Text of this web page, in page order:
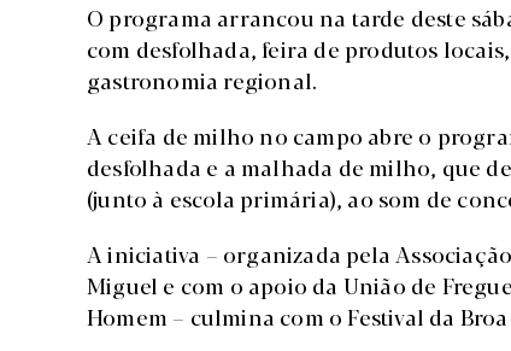
O programa arrancou na tarde deste
com desfolhada, feira de produtos
gastronomia regional.
A ceifa de milho no campo abre o
desfolhada e a malhada de milho, que
(junto à escola primária), ao som de
A iniciativa – organizada pela
Miguel e com o apoio da União de
Homem – culmina com o Festival da